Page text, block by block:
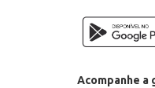
Acompanhe a